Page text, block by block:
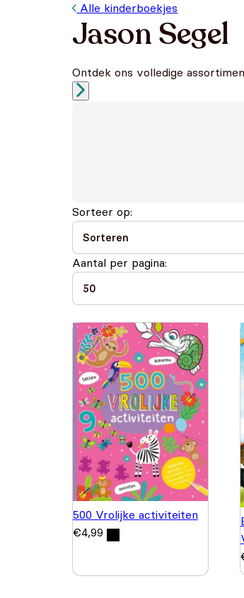
Alle kinderboekjes
Jason Segel
Ontdek ons volledige
Sorteer op:
Aantal per pagina:
500 Vrolijke activiteiten
€4,99